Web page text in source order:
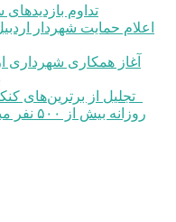
تداوم